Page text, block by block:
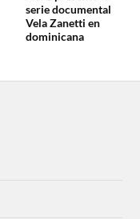
serie documental
Vela Zanetti en
dominicana